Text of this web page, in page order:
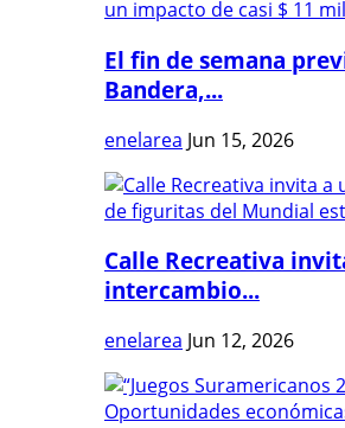
El fin de semana
Bandera,...
enelarea Jun 15, 2026
Calle Recreativa
intercambio...
enelarea Jun 12, 2026